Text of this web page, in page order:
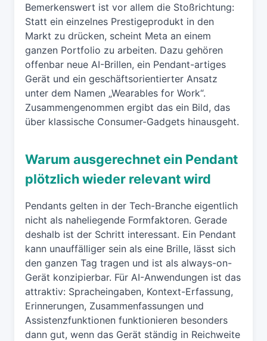
Bemerkenswert ist vor allem die Stoßrichtung:
Statt ein einzelnes Prestigeprodukt in den
Markt zu drücken, scheint Meta an einem
ganzen Portfolio zu arbeiten. Dazu gehören
offenbar neue AI-Brillen, ein Pendant-artiges
Gerät und ein geschäftsorientierter Ansatz
unter dem Namen „Wearables for Work“.
Zusammengenommen ergibt das ein Bild, das
über klassische Consumer-Gadgets hinausgeht.
Warum ausgerechnet ein Pendant
plötzlich wieder relevant wird
Pendants gelten in der Tech-Branche eigentlich
nicht als naheliegende Formfaktoren. Gerade
deshalb ist der Schritt interessant. Ein Pendant
kann unauffälliger sein als eine Brille, lässt sich
den ganzen Tag tragen und ist als always-on-
Gerät konzipierbar. Für AI-Anwendungen ist das
attraktiv: Spracheingaben, Kontext-Erfassung,
Erinnerungen, Zusammenfassungen und
Assistenzfunktionen funktionieren besonders
dann gut, wenn das Gerät ständig in Reichweite